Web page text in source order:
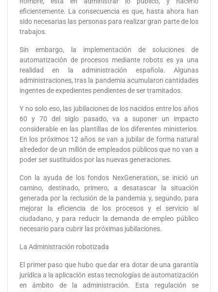
eficientemente. La consecuencia es que, hasta ahora han
sido necesarias las personas para realizar gran parte de los
trabajos.
Sin embargo, la implementación de soluciones de
automatización de procesos mediante robots es ya una
realidad en la administración española. Algunas
administraciones, tras la pandemia acumularon cantidades
ingentes de expedientes pendientes de ser tramitados.
Y no solo eso, las jubilaciones de los nacidos entre los años
60 y 70 del siglo pasado, va a suponer un impacto
considerable en las plantillas de los diferentes ministerios.
En los próximos 12 años se van a jubilar de forma natural
alrededor de un millón de empleados públicos que no van a
poder ser sustituidos por las nuevas generaciones.
Con la ayuda de los fondos NexGeneration, se inició un
camino, destinado, primero, a desatascar la situación
generada por la reclusión de la pandemia y, segundo, para
mejorar la eficiencia de los procesos y el servicio al
ciudadano, y para reducir la demanda de empleo público
necesario para cubrir las próximas jubilaciones.
La Administración robotizada
El primer paso que hubo que dar era dotar de una garantía
jurídica a la aplicación estas tecnologías de automatización
en ámbito de la administración. Esta regulación se